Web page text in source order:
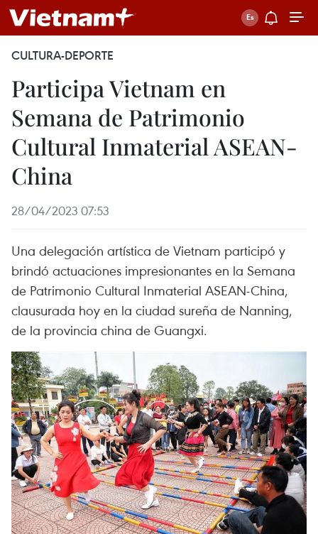
CULTURA-DEPORTE
Participa Vietnam en
Semana de Patrimonio
Cultural Inmaterial ASEAN-
China
28/04/2023 07:53
Una delegación artística de Vietnam participó y
brindó actuaciones impresionantes en la Semana
de Patrimonio Cultural Inmaterial ASEAN-China,
clausurada hoy en la ciudad sureña de Nanning,
de la provincia china de Guangxi.